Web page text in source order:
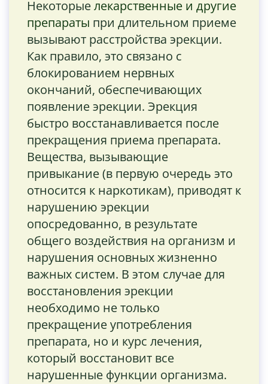
Некоторыелекарственные и другие
препараты при длительном приеме
вызывают расстройства эрекции.
Как правило, это связано с
блокированием нервных
окончаний, обеспечивающих
появление эрекции. Эрекция
быстро восстанавливается после
прекращения приема препарата.
Вещества, вызывающие
привыкание (в первую очередь это
относится к наркотикам), приводят к
нарушению эрекции
опосредованно, в результате
общего воздействия на организм и
нарушения основных жизненно
важных систем. В этом случае для
восстановления эрекции
необходимо не только
прекращение употребления
препарата, но и курс лечения,
который восстановит все
нарушенные функции организма.